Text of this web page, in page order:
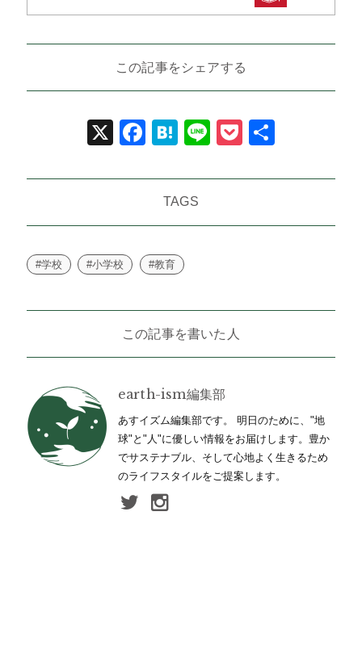
この記事をシェアする
X Facebook
Hatena
LinePocket
TAGS
#学校 #小学校 #教育
この記事を書いた人
earth-ism編集部
あすイズム編集部です。 明日のために、"地
球"と"人"に優しい情報をお届けします。豊か
でサステナブル、そして心地よく生きるため
のライフスタイルをご提案します。